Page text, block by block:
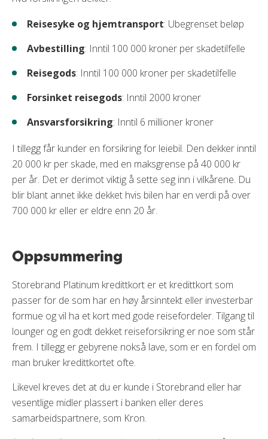
Reisesyke og hjemtransport: Ubegrenset beløp
Avbestilling: Inntil 100 000 kroner per skadetilfelle
Reisegods: Inntil 100 000 kroner per skadetilfelle
Forsinket reisegods: Inntil 2000 kroner
Ansvarsforsikring: Inntil 6 millioner kroner
I tillegg får kunder en forsikring for leiebil. Den dekker inntil
20 000 kr per skade, med en maksgrense på 40 000 kr
per år. Det er derimot viktig å sette seg inn i vilkårene. Du
blir blant annet ikke dekket hvis bilen har en verdi på over
700 000 kr eller er eldre enn 20 år.
Oppsummering
Storebrand Platinum kredittkort er et kredittkort som
passer for de som har en høy årsinntekt eller investerbar
formue og vil ha et kort med gode reisefordeler. Tilgang til
lounger og en godt dekket reiseforsikring er noe som står
frem. I tillegg er gebyrene nokså lave, som er en fordel om
man bruker kredittkortet ofte.
Likevel kreves det at du er kunde i Storebrand eller har
vesentlige midler plassert i banken eller deres
samarbeidspartnere, som Kron.